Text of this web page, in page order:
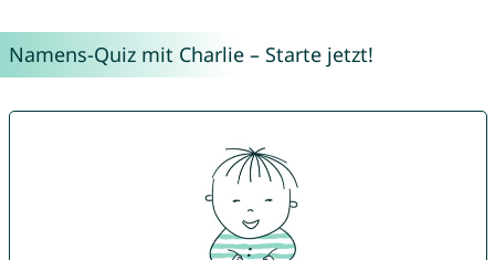
Namens-Quiz mit Charlie – Starte jetzt!